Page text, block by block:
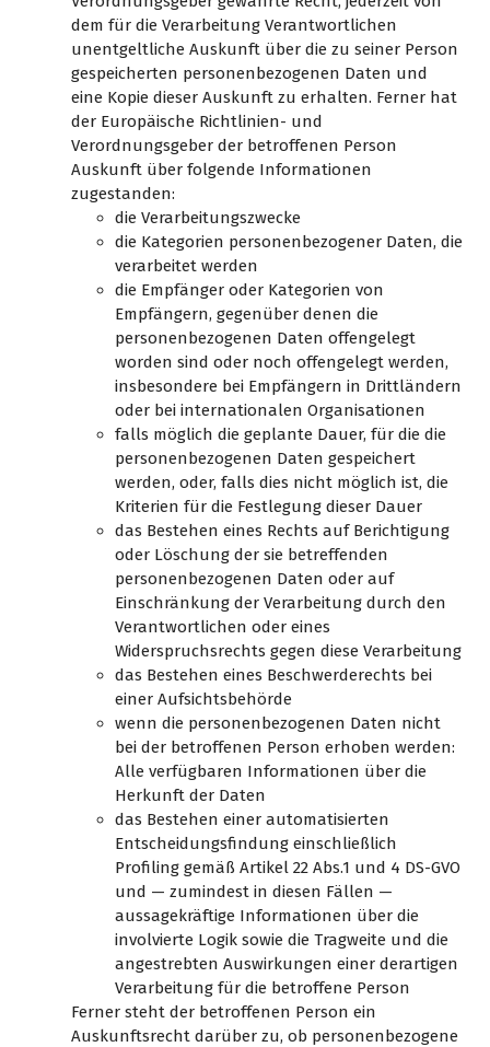
dem für die Verarbeitung Verantwortlichen
unentgeltliche Auskunft über die zu seiner Person
gespeicherten personenbezogenen Daten und
eine Kopie dieser Auskunft zu erhalten. Ferner hat
der Europäische Richtlinien- und
Verordnungsgeber der betroffenen Person
Auskunft über folgende Informationen
zugestanden:
die Verarbeitungszwecke
die Kategorien personenbezogener Daten, die
verarbeitet werden
die Empfänger oder Kategorien von
Empfängern, gegenüber denen die
personenbezogenen Daten offengelegt
worden sind oder noch offengelegt werden,
insbesondere bei Empfängern in Drittländern
oder bei internationalen Organisationen
falls möglich die geplante Dauer, für die die
personenbezogenen Daten gespeichert
werden, oder, falls dies nicht möglich ist, die
Kriterien für die Festlegung dieser Dauer
das Bestehen eines Rechts auf Berichtigung
oder Löschung der sie betreffenden
personenbezogenen Daten oder auf
Einschränkung der Verarbeitung durch den
Verantwortlichen oder eines
Widerspruchsrechts gegen diese Verarbeitung
das Bestehen eines Beschwerderechts bei
einer Aufsichtsbehörde
wenn die personenbezogenen Daten nicht
bei der betroffenen Person erhoben werden:
Alle verfügbaren Informationen über die
Herkunft der Daten
das Bestehen einer automatisierten
Entscheidungsfindung einschließlich
Profiling gemäß Artikel 22 Abs.1 und 4 DS-GVO
und — zumindest in diesen Fällen —
aussagekräftige Informationen über die
involvierte Logik sowie die Tragweite und die
angestrebten Auswirkungen einer derartigen
Verarbeitung für die betroffene Person
Ferner steht der betroffenen Person ein
Auskunftsrecht darüber zu, ob personenbezogene